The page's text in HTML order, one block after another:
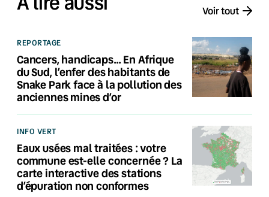
Voir tout
REPORTAGE
Cancers, handicaps… En Afrique
du Sud, l’enfer des habitants de
Snake Park face à la pollution des
anciennes mines d’or
INFO VERT
Eaux usées mal traitées : votre
commune est-elle concernée ? La
carte interactive des stations
d’épuration non conformes